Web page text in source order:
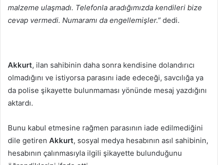
malzeme ulaşmadı. Telefonla aradığımızda kendileri bize
cevap vermedi. Numaramı da engellemişler.” dedi.
Akkurt, ilan sahibinin daha sonra kendisine dolandırıcı
olmadığını ve istiyorsa parasını iade edeceği, savcılığa ya
da polise şikayette bulunmaması yönünde mesaj yazdığını
aktardı.
Bunu kabul etmesine rağmen parasının iade edilmediğini
dile getiren Akkurt, sosyal medya hesabının asıl sahibinin,
hesabının çalınmasıyla ilgili şikayette bulunduğunu